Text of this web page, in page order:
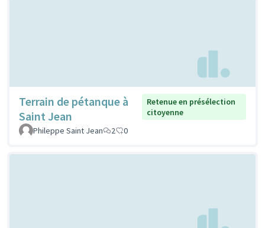
Terrain de pétanque à
Saint Jean
Retenue en présélection
citoyenne
Phileppe Saint Jean
2 0